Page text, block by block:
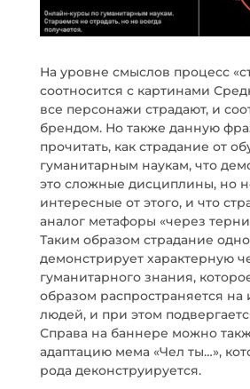
На уровне смыслов процесс
соотносится с картинами
все персонажи страдают, и
брендом. Но также данную
прочитать, как страдание от
гуманитарным наукам, что
это сложные дисциплины, но
интересные от этого, и что
аналог метафоры «через
Таким образом страдание
демонстрирует характерную
гуманитарного знания,
образом распространяется
людей, и при этом
Справа на баннере можно
адаптацию мема «Чел ты…»,
рода деконструируется.